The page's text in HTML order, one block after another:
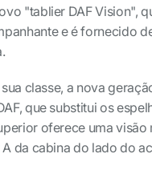
"tablier DAF Vision",
e é fornecido
classe, a nova
que substitui os
oferece uma
da cabina do lado do